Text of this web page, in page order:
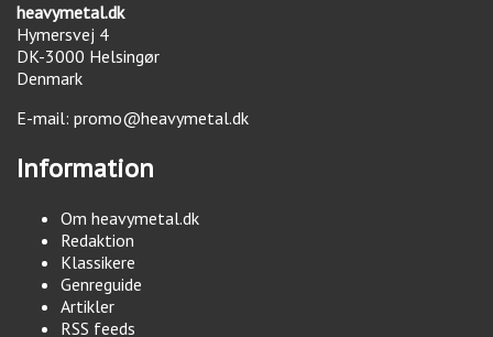
heavymetal.dk
Hymersvej 4
DK-3000 Helsingør
Denmark
E-mail: promo@heavymetal.dk
Information
Om heavymetal.dk
Redaktion
Klassikere
Genreguide
Artikler
RSS feeds